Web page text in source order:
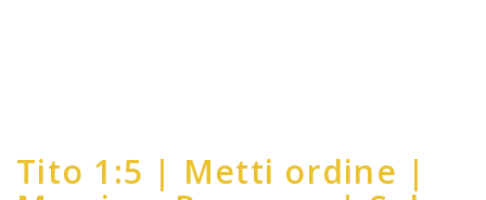
Tito 1:5 | Metti ordine |